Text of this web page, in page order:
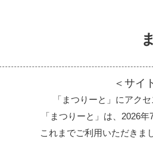
＜サイ
「まつりーと」にアク
「まつりーと」は、2026
これまでご利用いただきま